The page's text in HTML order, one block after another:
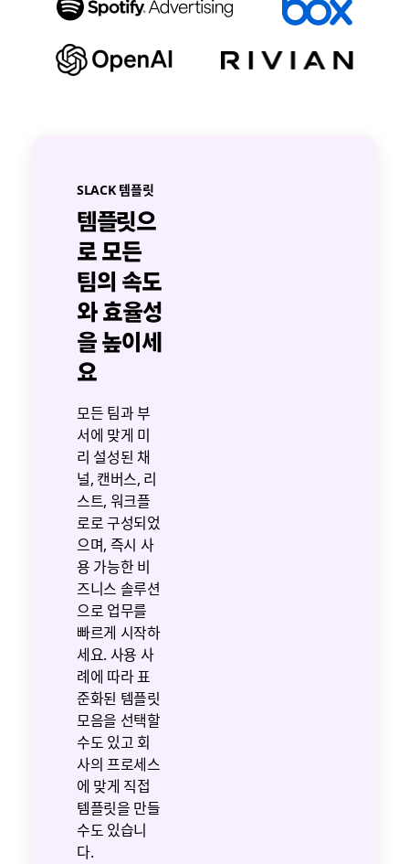
SLACK 템플릿
템플릿으
로 모든
팀의 속도
와 효율성
을 높이세
요
모든 팀과 부
서에 맞게 미
리 설성된 채
널, 캔버스, 리
스트, 워크플
로로 구성되었
으며, 즉시 사
용 가능한 비
즈니스 솔루션
으로 업무를
빠르게 시작하
세요. 사용 사
례에 따라 표
준화된 템플릿
모음을 선택할
수도 있고 회
사의 프로세스
에 맞게 직접
템플릿을 만들
수도 있습니
다.